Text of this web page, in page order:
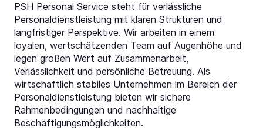
PSH Personal Service steht für verlässliche
Personaldienstleistung mit klaren Strukturen und
langfristiger Perspektive. Wir arbeiten in einem
loyalen, wertschätzenden Team auf Augenhöhe und
legen großen Wert auf Zusammenarbeit,
Verlässlichkeit und persönliche Betreuung. Als
wirtschaftlich stabiles Unternehmen im Bereich der
Personaldienstleistung bieten wir sichere
Rahmenbedingungen und nachhaltige
Beschäftigungsmöglichkeiten.